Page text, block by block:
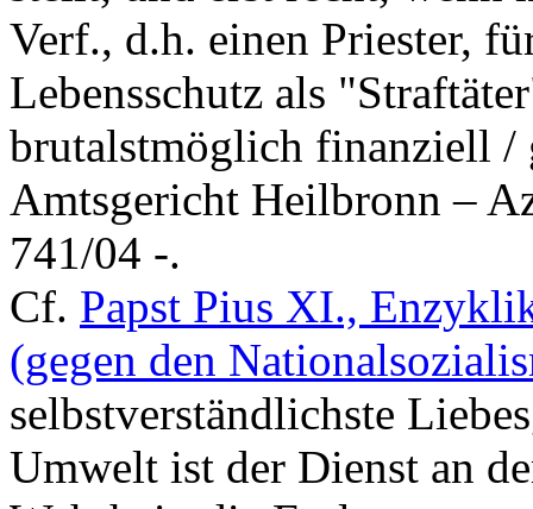
Verf., d.h. einen Priester,
Lebensschutz als
brutalstmöglich finanziell /
Amtsgericht Heilbronn –
741/04 -.
Cf. Papst Pius XI.,
(gegen den
selbstverständlichste
Umwelt ist der Dienst an